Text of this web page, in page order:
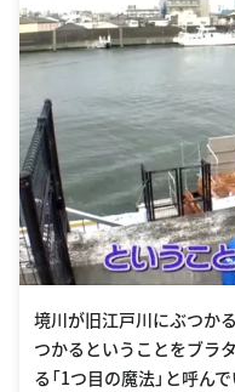
境川が旧江戸川にぶつか
つかるということをブラ
る「1つ目の魔法」と呼ん